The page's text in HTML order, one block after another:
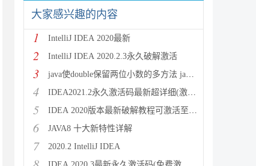
大家感兴趣的内容
1 IntelliJ IDEA 2020最新
2 IntelliJ IDEA 2020.2.3永久破解激活
3 java使double保留两位小数的多方法 java保留两位
4 IDEA2021.2永久激活码最新超详细(激活到2099)
5 IDEA 2020版本最新破解教程可激活至2089
6 JAVA8 十大新特性详解
7 2020.2 IntelliJ IDEA